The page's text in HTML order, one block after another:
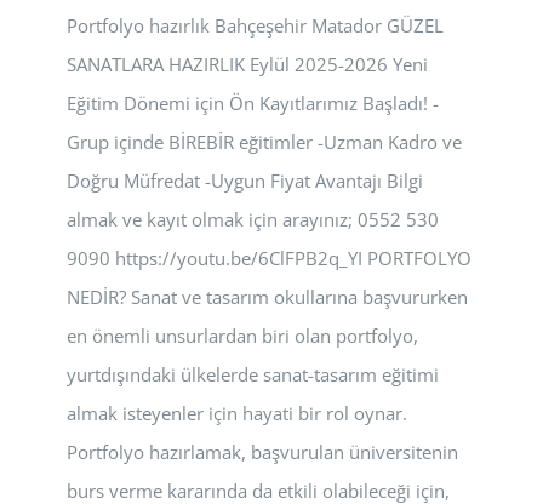
Portfolyo hazırlık Bahçeşehir Matador GÜZEL
SANATLARA HAZIRLIK Eylül 2025-2026 Yeni
Eğitim Dönemi için Ön Kayıtlarımız Başladı! -
Grup içinde BİREBİR eğitimler -Uzman Kadro ve
Doğru Müfredat -Uygun Fiyat Avantajı Bilgi
almak ve kayıt olmak için arayınız; 0552 530
9090 https://youtu.be/6ClFPB2q_YI PORTFOLYO
NEDİR? Sanat ve tasarım okullarına başvururken
en önemli unsurlardan biri olan portfolyo,
yurtdışındaki ülkelerde sanat-tasarım eğitimi
almak isteyenler için hayati bir rol oynar.
Portfolyo hazırlamak, başvurulan üniversitenin
burs verme kararında da etkili olabileceği için,